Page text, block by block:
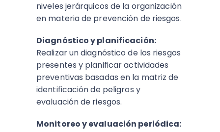
niveles jerárquicos de la organización
en materia de prevención de riesgos.
Diagnóstico y planificación:
Realizar un diagnóstico de los riesgos
presentes y planificar actividades
preventivas basadas en la matriz de
identificación de peligros y
evaluación de riesgos.
Monitoreo y evaluación periódica: